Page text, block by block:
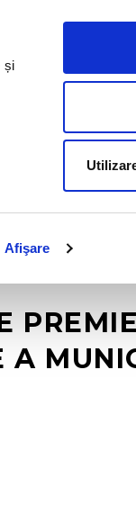
și
Afişare
A